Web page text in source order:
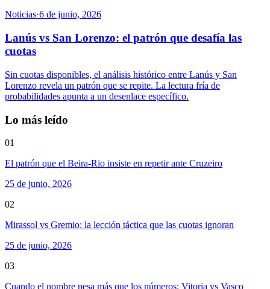
Noticias·6 de junio, 2026
Lanús vs San Lorenzo: el patrón que desafía las
cuotas
Sin cuotas disponibles, el análisis histórico entre Lanús y San
Lorenzo revela un patrón que se repite. La lectura fría de
probabilidades apunta a un desenlace específico.
Lo más leído
01
El patrón que el Beira-Rio insiste en repetir ante Cruzeiro
25 de junio, 2026
02
Mirassol vs Gremio: la lección táctica que las cuotas ignoran
25 de junio, 2026
03
Cuando el nombre pesa más que los números: Vitoria vs Vasco